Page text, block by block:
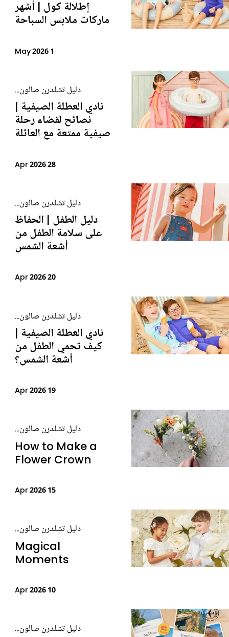
إطلالة كول | أشهر
ماركات ملابس السباحة
1 May 2026
دليل تشلدرن صالون...
نادي العطلة الصيفية |
نصائح لقضاء رحلة
صيفية ممتعة مع العائلة
28 Apr 2026
دليل تشلدرن صالون...
دليل الطفل | الحفاظ
على سلامة الطفل من
أشعة الشمس
20 Apr 2026
دليل تشلدرن صالون...
نادي العطلة الصيفية |
كيف تحمي الطفل من
أشعة الشمس؟
19 Apr 2026
دليل تشلدرن صالون...
How to Make a
Flower Crown
15 Apr 2026
دليل تشلدرن صالون...
Magical
Moments
10 Apr 2026
دليل تشلدرن صالون...